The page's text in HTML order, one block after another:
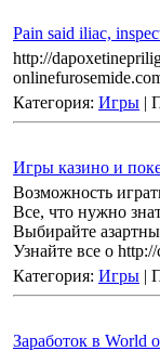
Pain said iliac,
http://
Категория: Игры |
Игры казино и
Возможность
Все, что нужно
Выбирайте
Узнайте все о
Категория: Игры |
Заработок в World